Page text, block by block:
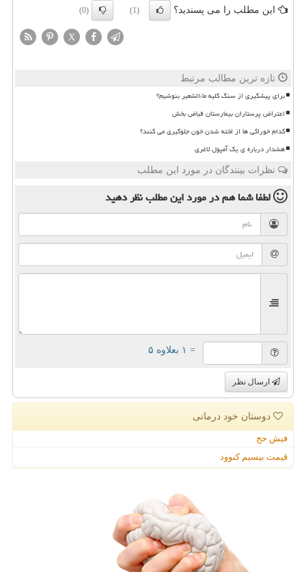
این مطلب را می پسندید؟ (1)
(0)
X
تازه ترین مطالب مرتبط
برای پیشگیری از سنگ کلیه ماءالشعیر بنوشیم؟
اعتراض پرستاران بیمارستان فیاض بخش
کدام خوراکی ها از لخته شدن خون جلوگیری می کنند؟
هشدار درباره ی یک آمپول لاغری
نظرات بینندگان در مورد این مطلب
لطفا شما همدر مورد این مطلبنظر دهید
= ۱ بعلاوه ۵
ارسال نظر
دوستان خود درمانی
فیش حج
قیمت بیسیم کنوود